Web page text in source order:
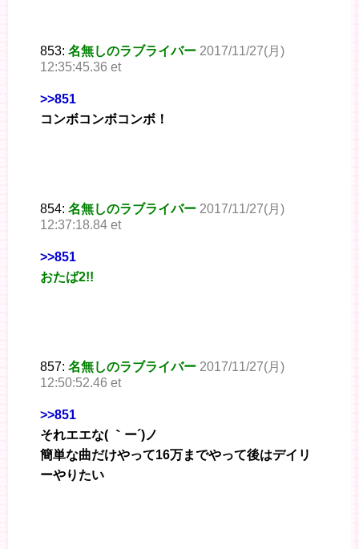
853: 名無しのラブライバー 2017/11/27(月)
12:35:45.36 et
>>851
コンボコンボコンボ！
854: 名無しのラブライバー 2017/11/27(月)
12:37:18.84 et
>>851
おたば2!!
857: 名無しのラブライバー 2017/11/27(月)
12:50:52.46 et
>>851
それエエな( ｀ー´)ノ
簡単な曲だけやって16万までやって後はデイリ
ーやりたい